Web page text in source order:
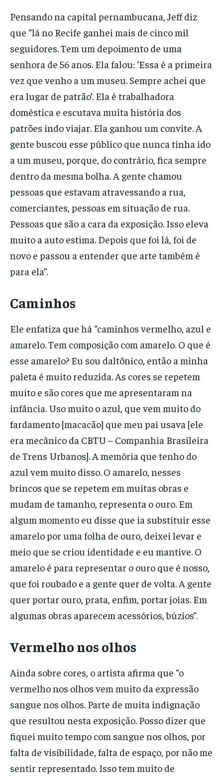
Pensando na capital pernambucana, Jeff diz
que “lá no Recife ganhei mais de cinco mil
seguidores. Tem um depoimento de uma
senhora de 56 anos. Ela falou: ‘Essa é a primeira
vez que venho a um museu. Sempre achei que
era lugar de patrão’. Ela é trabalhadora
doméstica e escutava muita história dos
patrões indo viajar. Ela ganhou um convite. A
gente buscou esse público que nunca tinha ido
a um museu, porque, do contrário, fica sempre
dentro da mesma bolha. A gente chamou
pessoas que estavam atravessando a rua,
comerciantes, pessoas em situação de rua.
Pessoas que são a cara da exposição. Isso eleva
muito a auto estima. Depois que foi lá, foi de
novo e passou a entender que arte também é
para ela”.
Caminhos
Ele enfatiza que há “caminhos vermelho, azul e
amarelo. Tem composição com amarelo. O que é
esse amarelo? Eu sou daltônico, então a minha
paleta é muito reduzida. As cores se repetem
muito e são cores que me apresentaram na
infância. Uso muito o azul, que vem muito do
fardamento [macacão] que meu pai usava [ele
era mecânico da CBTU – Companhia Brasileira
de Trens Urbanos]. A memória que tenho do
azul vem muito disso. O amarelo, nesses
brincos que se repetem em muitas obras e
mudam de tamanho, representa o ouro. Em
algum momento eu disse que ia substituir esse
amarelo por uma folha de ouro, deixei levar e
meio que se criou identidade e eu mantive. O
amarelo é para representar o ouro que é nosso,
que foi roubado e a gente quer de volta. A gente
quer portar ouro, prata, enfim, portar joias. Em
algumas obras aparecem acessórios, búzios”.
Vermelho nos olhos
Ainda sobre cores, o artista afirma que “o
vermelho nos olhos vem muito da expressão
sangue nos olhos. Parte de muita indignação
que resultou nesta exposição. Posso dizer que
fiquei muito tempo com sangue nos olhos, por
falta de visibilidade, falta de espaço, por não me
sentir representado. Isso tem muito de